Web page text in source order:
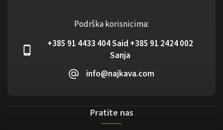
Podrška korisnicima:
+385 91 4433 404 Said +385 91 2424 002
Sanja
info@najkava.com
Pratite nas